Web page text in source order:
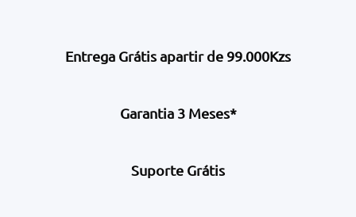
Entrega Grátis apartir de 99.000Kzs
Garantia 3 Meses*
Suporte Grátis